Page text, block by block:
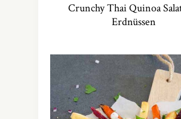
Crunchy Thai Quinoa
Erdnüssen